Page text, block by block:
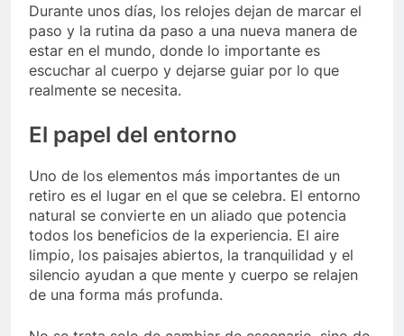
Durante unos días, los relojes dejan de marcar el
paso y la rutina da paso a una nueva manera de
estar en el mundo, donde lo importante es
escuchar al cuerpo y dejarse guiar por lo que
realmente se necesita.
El papel del entorno
Uno de los elementos más importantes de un
retiro es el lugar en el que se celebra. El entorno
natural se convierte en un aliado que potencia
todos los beneficios de la experiencia. El aire
limpio, los paisajes abiertos, la tranquilidad y el
silencio ayudan a que mente y cuerpo se relajen
de una forma más profunda.